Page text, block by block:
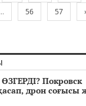
... 56 57
Покровск
дрон соғысы